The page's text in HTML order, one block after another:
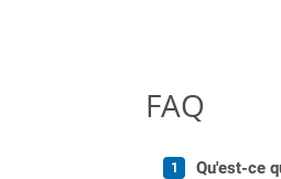
FAQ
Qu'est-ce